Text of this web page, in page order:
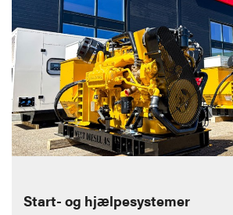
Start- og hjælpesystemer